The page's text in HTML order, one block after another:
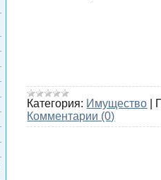
Категория: Имущество
Комментарии (0)